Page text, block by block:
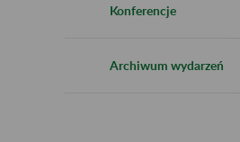
Konferencje
Archiwum wydarzeń